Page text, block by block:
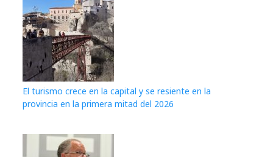
El turismo crece en la capital y se resiente en la
provincia en la primera mitad del 2026